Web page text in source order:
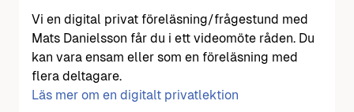
Vi en digital privat föreläsning/frågestund med
Mats Danielsson får du i ett videomöte råden. Du
kan vara ensam eller som en föreläsning med
flera deltagare.
Läs mer om en digitalt privatlektion